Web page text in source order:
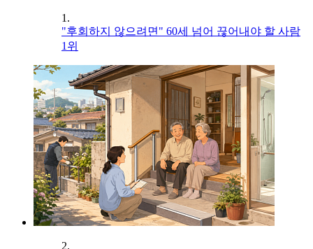
1.
"후회하지 않으려면" 60세 넘어 끊어내야 할 사람
1위
2.